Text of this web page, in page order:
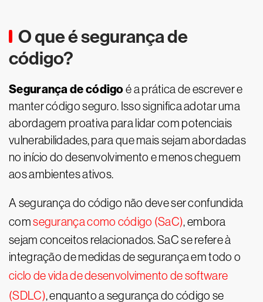
O que é segurança de
código?
Segurança de códigoé a prática de escrever e
manter código seguro. Isso significa adotar uma
abordagem proativa para lidar com potenciais
vulnerabilidades, para que mais sejam abordadas
no início do desenvolvimento e menos cheguem
aos ambientes ativos.
A segurança do código não deve ser confundida
comsegurança como código (SaC), embora
sejam conceitos relacionados. SaC se refere à
integração de medidas de segurança em todo o
ciclo de vida de desenvolvimento de software
(SDLC), enquanto a segurança do código se